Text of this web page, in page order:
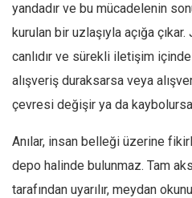
Kemal Özer
Mahmut Toptaş
Yvonne Ridley
Barış Tarımcıoğlu
Yusuf Armağan
Hasanali Yıldırım
yandadır ve bu mücadelenin
kurulan bir uzlaşıyla açığa
canlıdır ve sürekli iletişim içinde
alışveriş duraksarsa veya
çevresi değişir ya da kaybolursa,
Anılar, insan belleği üzerine
depo halinde bulunmaz. Tam
tarafından uyarılır, meydan